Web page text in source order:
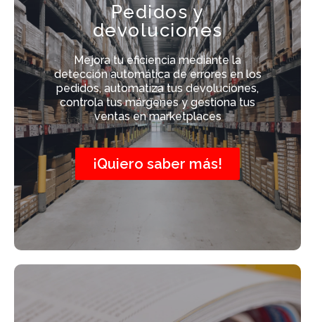
Pedidos y
devoluciones
Mejora tu eficiencia mediante la
detección automática de errores en los
pedidos, automatiza tus devoluciones,
controla tus márgenes y gestiona tus
ventas en marketplaces
¡Quiero saber más!